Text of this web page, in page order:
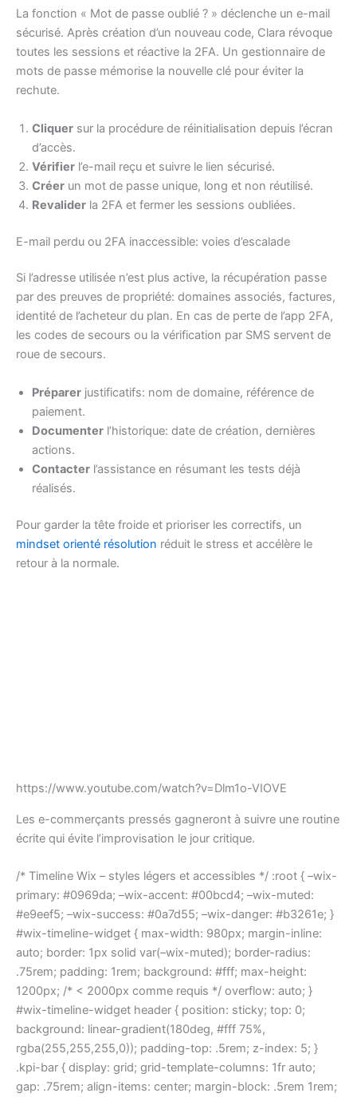
La fonction « Mot de passe oublié ? » déclenche un e-mail
sécurisé. Après création d’un nouveau code, Clara révoque
toutes les sessions et réactive la 2FA. Un gestionnaire de
mots de passe mémorise la nouvelle clé pour éviter la
rechute.
Cliquer sur la procédure de réinitialisation depuis l’écran
d’accès.
Vérifier l’e-mail reçu et suivre le lien sécurisé.
Créer un mot de passe unique, long et non réutilisé.
Revalider la 2FA et fermer les sessions oubliées.
E-mail perdu ou 2FA inaccessible: voies d’escalade
Si l’adresse utilisée n’est plus active, la récupération passe
par des preuves de propriété: domaines associés, factures,
identité de l’acheteur du plan. En cas de perte de l’app 2FA,
les codes de secours ou la vérification par SMS servent de
roue de secours.
Préparer justificatifs: nom de domaine, référence de
paiement.
Documenter l’historique: date de création, dernières
actions.
Contacter l’assistance en résumant les tests déjà
réalisés.
Pour garder la tête froide et prioriser les correctifs, un
mindset orienté résolution réduit le stress et accélère le
retour à la normale.
https://www.youtube.com/watch?v=Dlm1o-VIOVE
Les e-commerçants pressés gagneront à suivre une routine
écrite qui évite l’improvisation le jour critique.
/* Timeline Wix – styles légers et accessibles */ :root { –wix-
primary: #0969da; –wix-accent: #00bcd4; –wix-muted:
#e9eef5; –wix-success: #0a7d55; –wix-danger: #b3261e; }
#wix-timeline-widget { max-width: 980px; margin-inline:
auto; border: 1px solid var(–wix-muted); border-radius:
.75rem; padding: 1rem; background: #fff; max-height:
1200px; /* < 2000px comme requis */ overflow: auto; }
#wix-timeline-widget header { position: sticky; top: 0;
background: linear-gradient(180deg, #fff 75%,
rgba(255,255,255,0)); padding-top: .5rem; z-index: 5; }
.kpi-bar { display: grid; grid-template-columns: 1fr auto;
gap: .75rem; align-items: center; margin-block: .5rem 1rem;